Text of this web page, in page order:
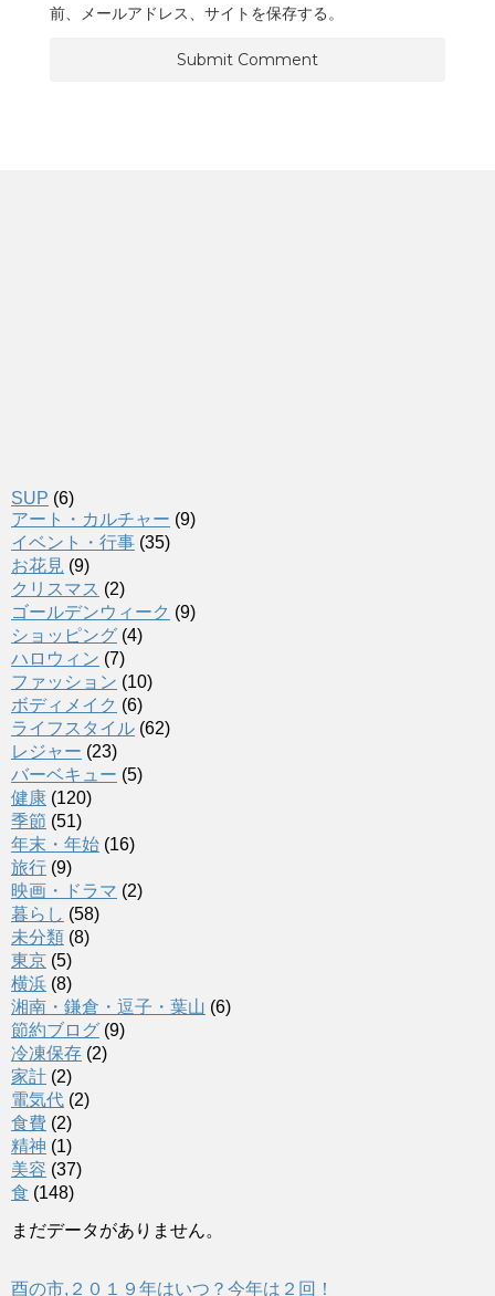
前、メールアドレス、サイトを保存する。
SUP (6)
アート・カルチャー (9)
イベント・行事 (35)
お花見 (9)
クリスマス (2)
ゴールデンウィーク (9)
ショッピング (4)
ハロウィン (7)
ファッション (10)
ボディメイク (6)
ライフスタイル (62)
レジャー (23)
バーベキュー (5)
健康 (120)
季節 (51)
年末・年始 (16)
旅行 (9)
映画・ドラマ (2)
暮らし (58)
未分類 (8)
東京 (5)
横浜 (8)
湘南・鎌倉・逗子・葉山 (6)
節約ブログ (9)
冷凍保存 (2)
家計 (2)
電気代 (2)
食費 (2)
精神 (1)
美容 (37)
食 (148)
まだデータがありません。
酉の市,２０１９年はいつ？今年は２回！